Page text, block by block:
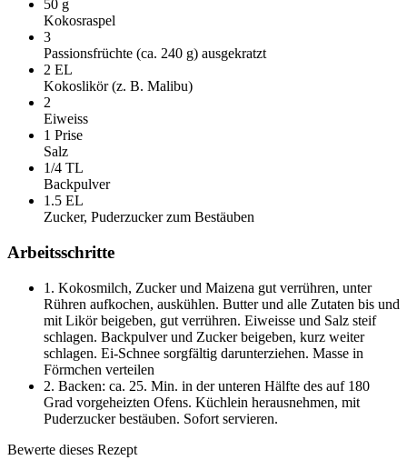
50 g
Kokosraspel
3
Passionsfrüchte (ca. 240 g) ausgekratzt
2 EL
Kokoslikör (z. B. Malibu)
2
Eiweiss
1 Prise
Salz
1/4 TL
Backpulver
1.5 EL
Zucker, Puderzucker zum Bestäuben
Arbeitsschritte
1. Kokosmilch, Zucker und Maizena gut verrühren, unter
Rühren aufkochen, auskühlen. Butter und alle Zutaten bis und
mit Likör beigeben, gut verrühren. Eiweisse und Salz steif
schlagen. Backpulver und Zucker beigeben, kurz weiter
schlagen. Ei-Schnee sorgfältig darunterziehen. Masse in
Förmchen verteilen
2. Backen: ca. 25. Min. in der unteren Hälfte des auf 180
Grad vorgeheizten Ofens. Küchlein herausnehmen, mit
Puderzucker bestäuben. Sofort servieren.
Bewerte dieses Rezept